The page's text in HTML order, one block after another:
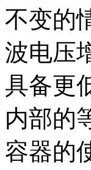
不变的
波电压
具备更
内部的
容器的